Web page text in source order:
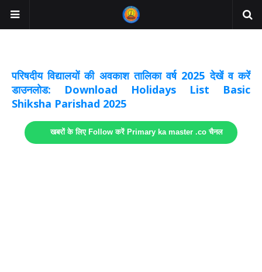
परिषदीय विद्यालयों की अवकाश तालिका वर्ष 2025 देखें व करें
डाउनलोड: Download Holidays List Basic
Shiksha Parishad 2025
खबरों के लिए Follow करें Primary ka master .co चैनल